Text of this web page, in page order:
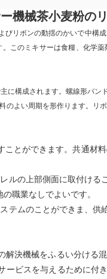
機械茶小麦粉の
びリボンの動揺のかいで中構
このミキサーは食糧、化学
に構成されます。螺線形バン
よい周期を形作ります。リ
とができます。共通材
ルの上部側面に取付ける
職業なしでよいです。
テムのことができま、供
決機械をふるい分ける
ビスを与えるために付